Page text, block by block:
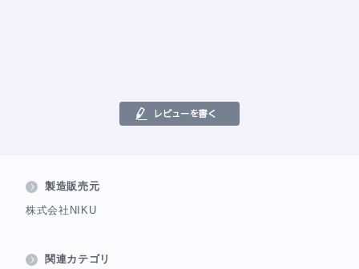
製造販売元
株式会社NIKU
関連カテゴリ